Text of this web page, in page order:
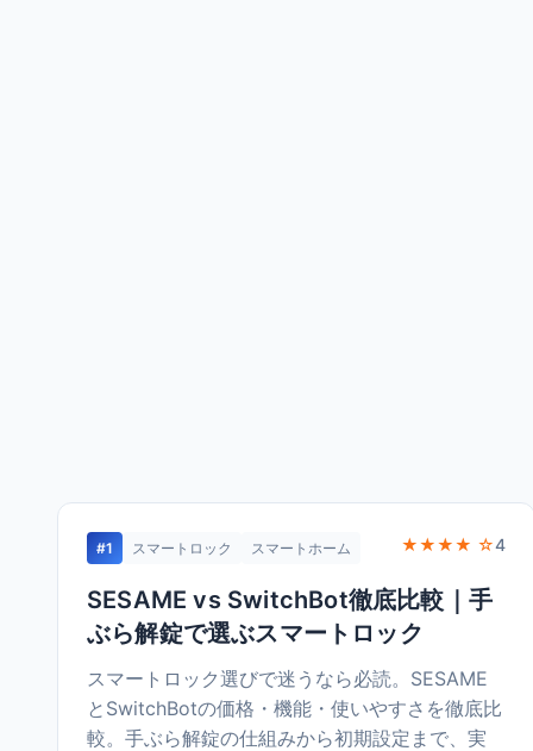
#1 スマートロック スマートホーム ★★★★ ☆4
SESAME vs SwitchBot徹底比較｜手
ぶら解錠で選ぶスマートロック
スマートロック選びで迷うなら必読。SESAME
とSwitchBotの価格・機能・使いやすさを徹底比
較。手ぶら解錠の仕組みから初期設定まで、実